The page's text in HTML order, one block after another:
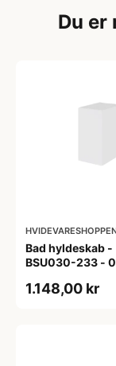
Du er
Bad hyldeskab -
BSU030-233 -
1.148,00 kr